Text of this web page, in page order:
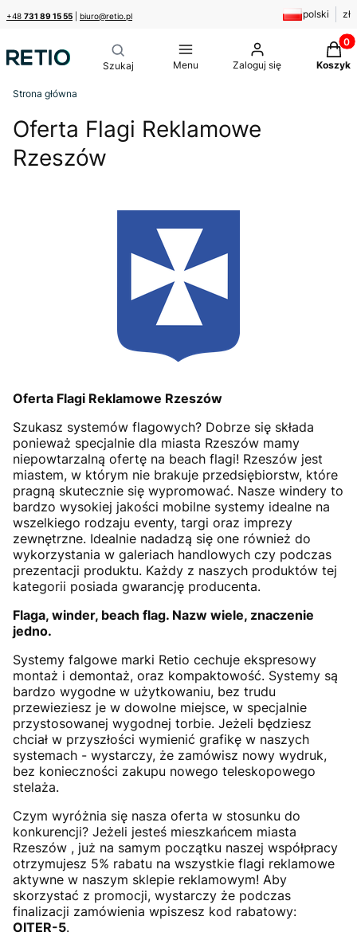
+48 731 89 15 55 biuro@retio.pl polski zł
Menu Zaloguj się Koszyk
Strona główna
Oferta Flagi Reklamowe
Rzeszów
Oferta Flagi Reklamowe Rzeszów
Szukasz systemów flagowych? Dobrze się składa
ponieważ specjalnie dla miasta Rzeszów mamy
niepowtarzalną ofertę na beach flagi! Rzeszów jest
miastem, w którym nie brakuje przedsiębiorstw, które
pragną skutecznie się wypromować. Nasze windery to
bardzo wysokiej jakości mobilne systemy idealne na
wszelkiego rodzaju eventy, targi oraz imprezy
zewnętrzne. Idealnie nadadzą się one również do
wykorzystania w galeriach handlowych czy podczas
prezentacji produktu. Każdy z naszych produktów tej
kategorii posiada gwarancję producenta.
Flaga, winder, beach flag. Nazw wiele, znaczenie
jedno.
Systemy falgowe marki Retio cechuje ekspresowy
montaż i demontaż, oraz kompaktowość. Systemy są
bardzo wygodne w użytkowaniu, bez trudu
przewieziesz je w dowolne miejsce, w specjalnie
przystosowanej wygodnej torbie. Jeżeli będziesz
chciał w przyszłości wymienić grafikę w naszych
systemach - wystarczy, że zamówisz nowy wydruk,
bez konieczności zakupu nowego teleskopowego
stelaża.
Czym wyróżnia się nasza oferta w stosunku do
konkurencji? Jeżeli jesteś mieszkańcem miasta
Rzeszów , już na samym początku naszej współpracy
otrzymujesz 5% rabatu na wszystkie flagi reklamowe
aktywne w naszym sklepie reklamowym! Aby
skorzystać z promocji, wystarczy że podczas
finalizacji zamówienia wpiszesz kod rabatowy:
OITER-5.